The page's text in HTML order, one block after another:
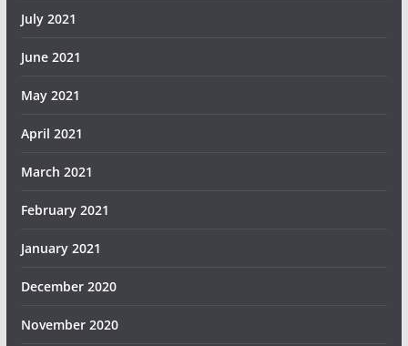
July 2021
June 2021
May 2021
April 2021
March 2021
February 2021
January 2021
December 2020
November 2020